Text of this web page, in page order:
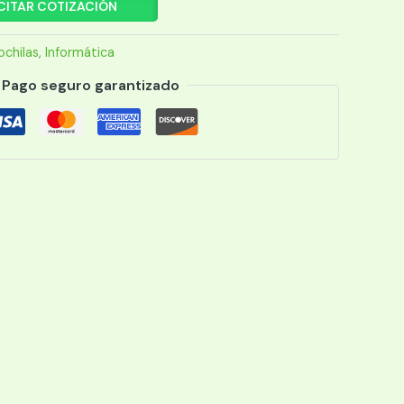
COTIZACIÓN
, Informática
Pago seguro garantizado